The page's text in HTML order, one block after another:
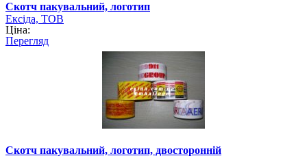
Скотч пакувальний, логотип
Ексіда, ТОВ
Ціна:
Перегляд
Скотч пакувальний, логотип, двосторонній